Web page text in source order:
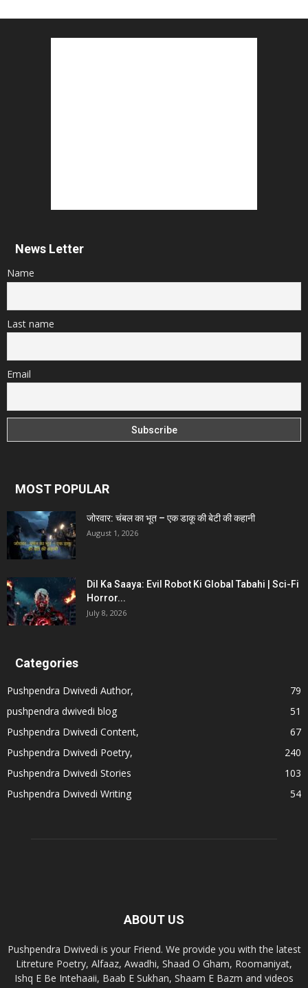
News Letter
Name
Last name
Email
MOST POPULAR
जोरवार: चंबल का भूत – एक डाकू की बेटी की कहानी
August 1, 2026
Dil Ka Saaya: Evil Robot Ki Global Tabahi | Sci-Fi
Horror...
July 8, 2026
Categories
Pushpendra Dwivedi Author,
79
pushpendra dwivedi blog
51
Pushpendra Dwivedi Content,
67
Pushpendra Dwivedi Poetry,
240
Pushpendra Dwivedi Stories
103
Pushpendra Dwivedi Writing
54
ABOUT US
Pushpendra Dwivedi is your Friend. We provide you with the latest
Litreture Poetry, Alfaaz, Awadhi, Shaad O Gham, Roomaniyat,
Ishq E Be Intehaaii, Baab E Sukhan, Shaam E Bazm and videos